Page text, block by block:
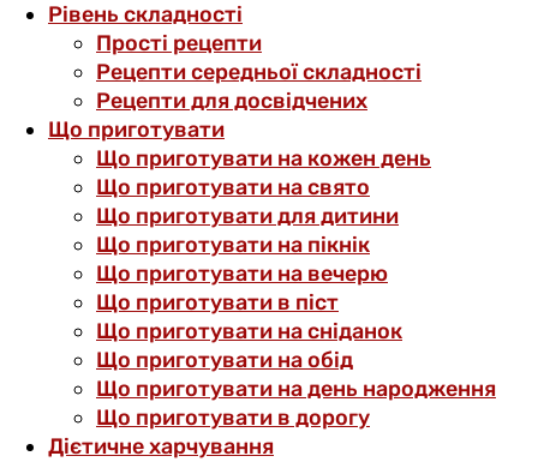
Рівень складності
Прості рецепти
Рецепти середньої складності
Рецепти для досвідчених
Що приготувати
Що приготувати на кожен день
Що приготувати на свято
Що приготувати для дитини
Що приготувати на пікнік
Що приготувати на вечерю
Що приготувати в піст
Що приготувати на сніданок
Що приготувати на обід
Що приготувати на день народження
Що приготувати в дорогу
Дієтичне харчування